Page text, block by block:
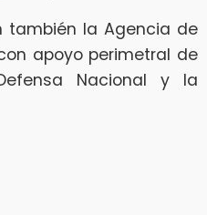
también la Agencia de
apoyo perimetral de
Nacional y la